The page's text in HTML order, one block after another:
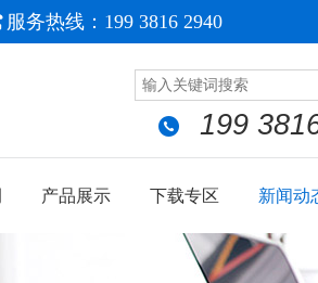
服务热线：199 3816 2940
199
产品展示 下载专区 新闻动